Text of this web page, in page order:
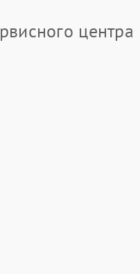
центра